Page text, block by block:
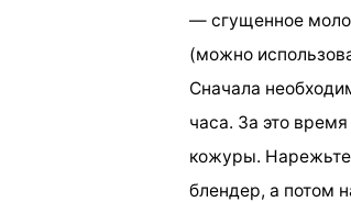
— сгущенное
(можно
Сначала
часа. За это
кожуры. Нарежьте
блендер, а потом